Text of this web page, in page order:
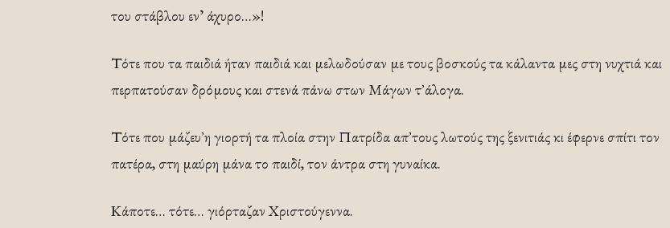
του στάβλου ενʼ άχυρο…»!
Τότε που τα παιδιά ήταν παιδιά και μελωδούσαν με τους βοσκούς τα κάλαντα μες στη νυχτιά και
περπατούσαν δρόμους και στενά πάνω στων Μάγων τ᾿ άλογα.
Τότε που μάζευ᾿ η γιορτή τα πλοία στην Πατρίδα απ᾿ τους λωτούς της ξενιτιάς κι έφερνε σπίτι τον
πατέρα, στη μαύρη μάνα το παιδί, τον άντρα στη γυναίκα.
Κάποτε… τότε… γιόρταζαν Χριστούγεννα.